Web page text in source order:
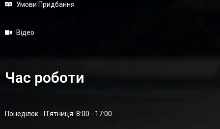
Умови Придбання
Відео
Час роботи
Понеділок - П'ятниця: 8:00 - 17:00